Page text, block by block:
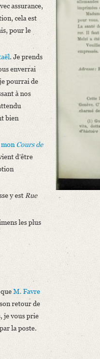
assurance,
cela est
pour le
. Je prends
enverrai
pourrai de
à nos
bien
mon Cours de
d’être
y estRue
les plus
M. Favre
son retour de
je vous prie
la poste.